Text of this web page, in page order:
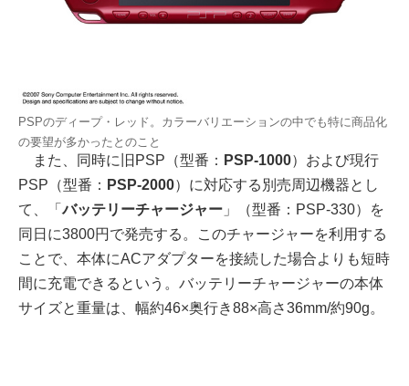
PSPのディープ・レッド。カラーバリエーションの中でも特に商品化
の要望が多かったとのこと
また、同時に旧PSP（型番： PSP-1000）および現行
PSP（型番： PSP-2000）に対応する別売周辺機器とし
て、「バッテリーチャージャー 」（型番：PSP-330）を
同日に3800円で発売する。このチャージャーを利用する
ことで、本体にACアダプターを接続した場合よりも短時
間に充電できるという。バッテリーチャージャーの本体
サイズと重量は、幅約46×奥行き88×高さ36mm/約90g。